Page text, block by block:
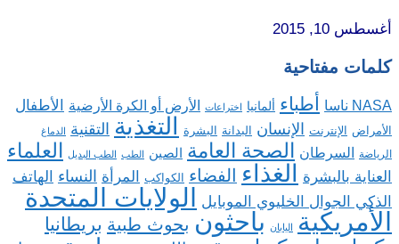
أغسطس 10, 2015
كلمات مفتاحية
NASA ناسا أطباء ألمانيا اختراعات الأرض أو الكرة الأرضية الأطفال
الأمراض الإنترنت الإنسان البدانة البشرة التغذية التقنية الدماغ
الرياضة السرطان الصحة العامة الصين الطب الطب البديل العلماء
العناية بالبشرة الغذاء الفضاء الكواكب المرأة النساء
الهاتف
الذكي الجوال الخليوي الموبايل
الولايات المتحدة
الأمريكية
اليابان باحثون بحوث طبية بريطانيا